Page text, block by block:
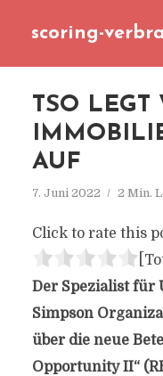
scoring-
TSO LEGT
AUF
7. Juni 2022 2 Min.
Click to rate this
Der Spezialist für
Simpson
über die neue
Opportunity II“